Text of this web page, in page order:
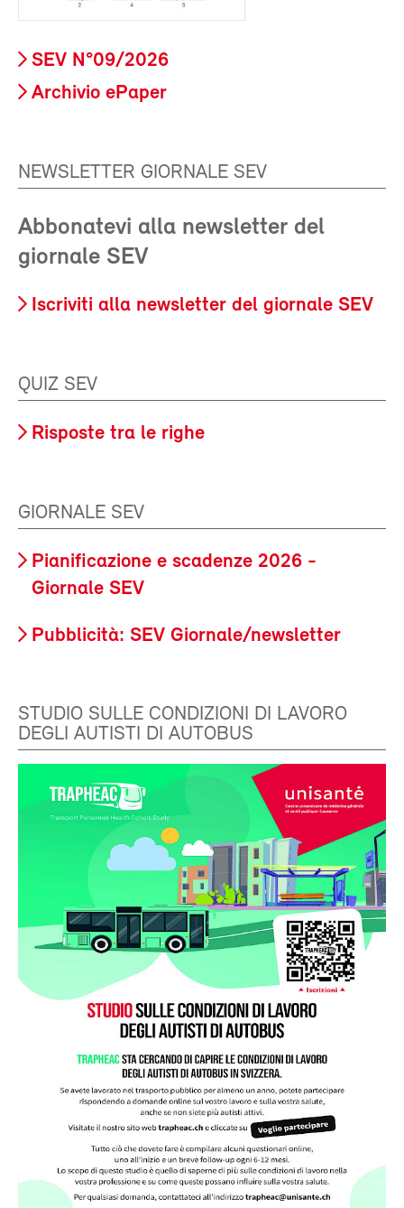
SEV N°09/2026
Archivio ePaper
NEWSLETTER GIORNALE SEV
Abbonatevi alla newsletter del
giornale SEV
Iscriviti alla newsletter del giornale SEV
QUIZ SEV
Risposte tra le righe
GIORNALE SEV
Pianificazione e scadenze 2026 -
Giornale SEV
Pubblicità: SEV Giornale/newsletter
STUDIO SULLE CONDIZIONI DI LAVORO
DEGLI AUTISTI DI AUTOBUS